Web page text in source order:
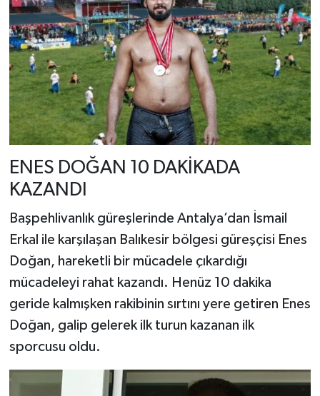
ENES DOĞAN 10 DAKİKADA
KAZANDI
Başpehlivanlık güreşlerinde Antalya’dan İsmail
Erkal ile karşılaşan Balıkesir bölgesi güreşçisi Enes
Doğan, hareketli bir mücadele çıkardığı
mücadeleyi rahat kazandı. Henüz 10 dakika
geride kalmışken rakibinin sırtını yere getiren Enes
Doğan, galip gelerek ilk turun kazanan ilk
sporcusu oldu.